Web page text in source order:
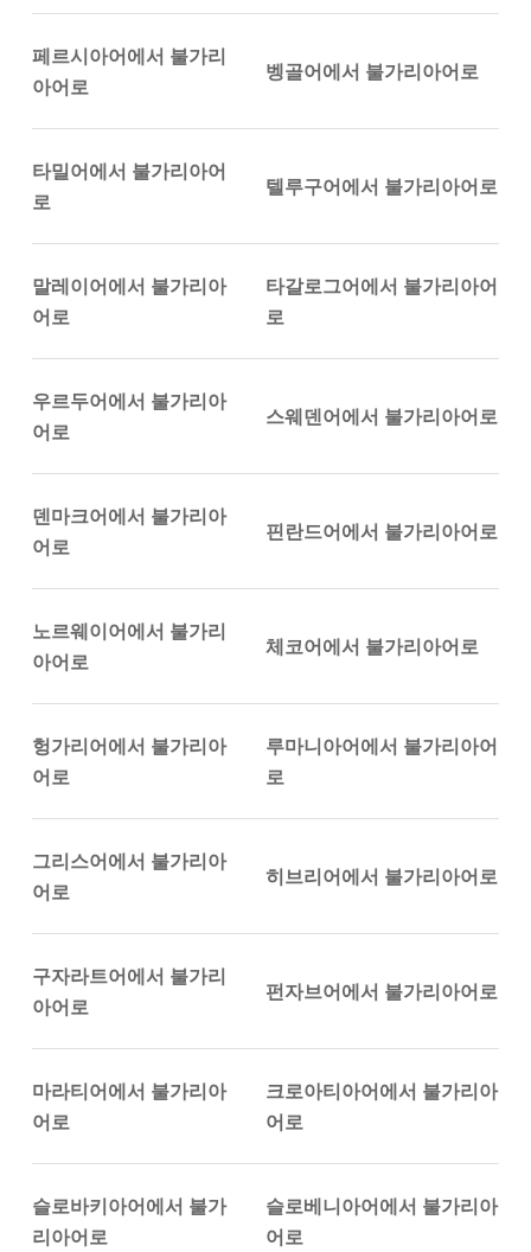
페르시아어에서 불가리
아어로
벵골어에서 불가리아어로
타밀어에서 불가리아어
로
텔루구어에서 불가리아어로
말레이어에서 불가리아
어로
타갈로그어에서 불가리아어
로
우르두어에서 불가리아
어로
스웨덴어에서 불가리아어로
덴마크어에서 불가리아
어로
핀란드어에서 불가리아어로
노르웨이어에서 불가리
아어로
체코어에서 불가리아어로
헝가리어에서 불가리아
어로
루마니아어에서 불가리아어
로
그리스어에서 불가리아
어로
히브리어에서 불가리아어로
구자라트어에서 불가리
아어로
펀자브어에서 불가리아어로
마라티어에서 불가리아
어로
크로아티아어에서 불가리아
어로
슬로바키아어에서 불가
리아어로
슬로베니아어에서 불가리아
어로